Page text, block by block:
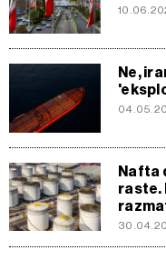
Ne,
Nafta
raste.